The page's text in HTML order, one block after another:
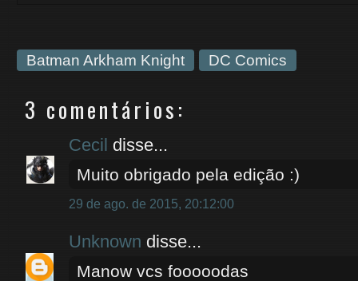
Batman Arkham Knight DC Comics
3 comentários:
Cecil disse...
Muito obrigado pela edição :)
29 de ago. de 2015, 20:12:00
Unknown disse...
Manow vcs fooooodas